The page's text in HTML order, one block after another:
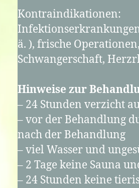
Kontraindikationen:
ä. ), frische
Schwangerschaft,
Hinweise zur
– 24 Stunden verzicht
– vor der Behandlung
nach der Behandlung
– viel Wasser und
– 2 Tage keine Sauna
– 24 Stunden keine